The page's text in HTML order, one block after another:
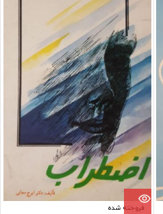
فروخته شده